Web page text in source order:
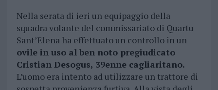
Nella serata di ieri un equipaggio della
squadra volante del commissariato di Quartu
Sant’Elena ha effettuato un controllo in un
ovile in uso al ben noto pregiudicato
Cristian Desogus, 39enne cagliaritano.
L’uomo era intento ad utilizzare un trattore di